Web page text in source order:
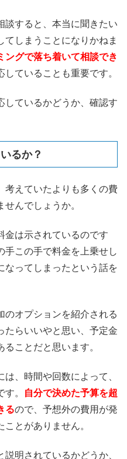
談すると、本当に聞きたい
てしまうことになりかねま
ングで落ち着いて相談でき
ていることも重要です。
しているかどうか、確認す
るか？
考えていたよりも多くの費
んでしょうか。
金は示されているのです
手この手で料金を上乗せし
なってしまったという話を
のオプションを紹介される
たらいいやと思い、予定金
ことだと思います。
、時間や回数によって、
。
自分で決めた予算を超
るので、予想外の費用が発
とがありません。
明されているかどうか、